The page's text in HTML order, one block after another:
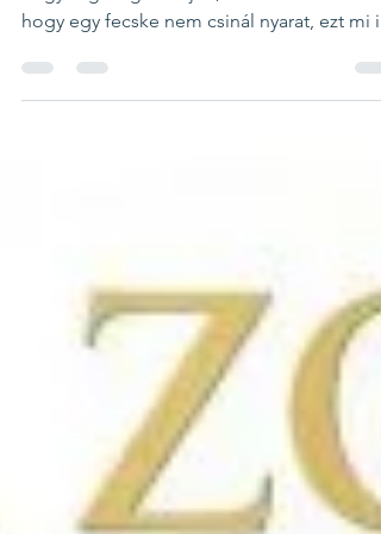
Nehéz volt az embernek rászánni magát,
hogy segítséget kérjen, de szokták
hogy egy fecske nem csinál nyarat, ezt mi is
tudtuk,...